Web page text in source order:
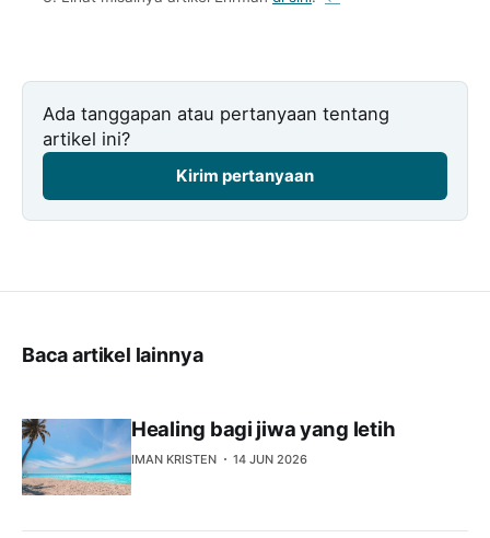
Ada tanggapan atau pertanyaan tentang
artikel ini?
Kirim pertanyaan
Baca artikel lainnya
Healing bagi jiwa yang letih
IMAN KRISTEN 14 JUN 2026